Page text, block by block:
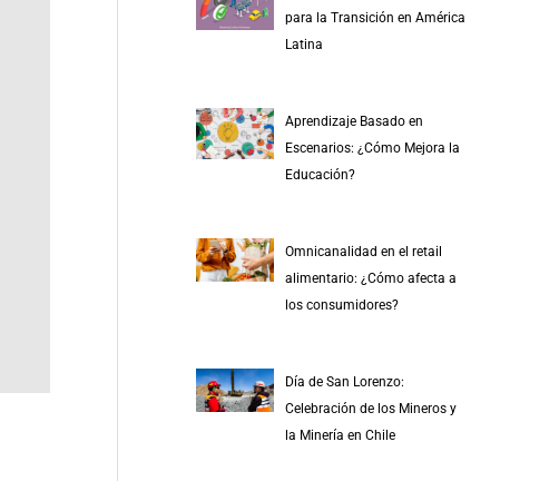
para la Transición en América
Latina
Aprendizaje Basado en
Escenarios: ¿Cómo Mejora la
Educación?
Omnicanalidad en el retail
alimentario: ¿Cómo afecta a
los consumidores?
Día de San Lorenzo:
Celebración de los Mineros y
la Minería en Chile